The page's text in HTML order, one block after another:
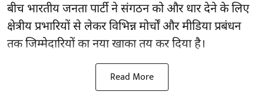
बीच भारतीय जनता पार्टी ने संगठन को और धार देने के लिए
क्षेत्रीय प्रभारियों से लेकर विभिन्न मोर्चों और मीडिया प्रबंधन
तक जिम्मेदारियों का नया खाका तय कर दिया है।
Read More